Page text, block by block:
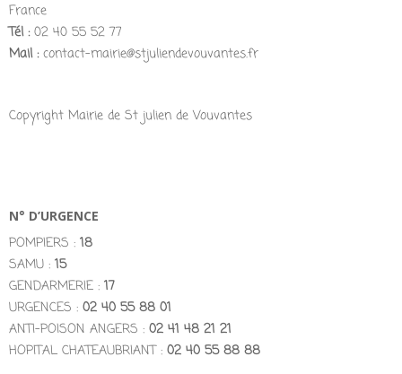
France
Tél :02 40 55 52 77
Mail :contact-mairie@stjuliendevouvantes.fr
Copyright Mairie de St julien de Vouvantes
N° D’URGENCE
POMPIERS : 18
SAMU : 15
GENDARMERIE : 17
URGENCES : 02 40 55 88 01
ANTI-POISON ANGERS : 02 41 48 21 21
HOPITAL CHATEAUBRIANT : 02 40 55 88 88